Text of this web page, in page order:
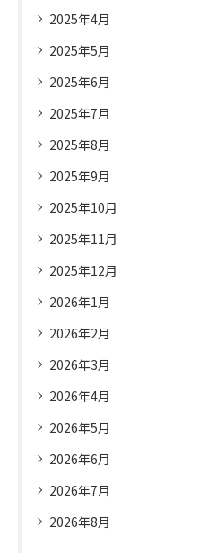
2025年4月
2025年5月
2025年6月
2025年7月
2025年8月
2025年9月
2025年10月
2025年11月
2025年12月
2026年1月
2026年2月
2026年3月
2026年4月
2026年5月
2026年6月
2026年7月
2026年8月